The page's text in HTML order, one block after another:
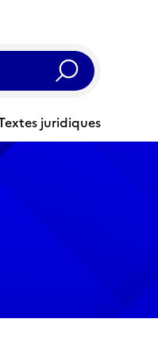
Rechercher
juridiques